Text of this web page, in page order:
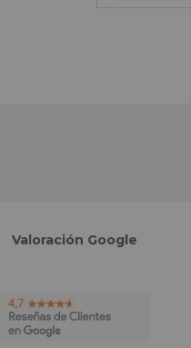
Valoración Google